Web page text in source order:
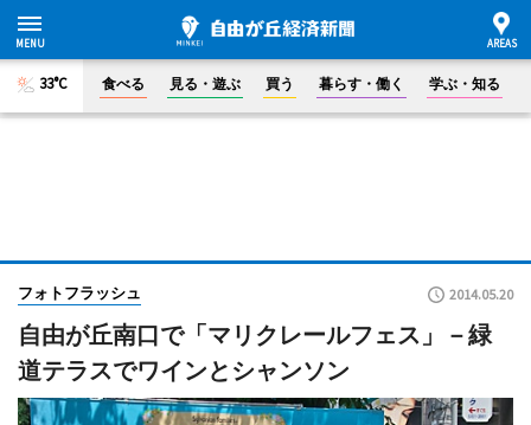
33°C 食べる 見る・遊ぶ 買う 暮らす・働く 学ぶ・知る
フォトフラッシュ 2014.05.20
自由が丘南口で「マリクレールフェス」－緑
道テラスでワインとシャンソン